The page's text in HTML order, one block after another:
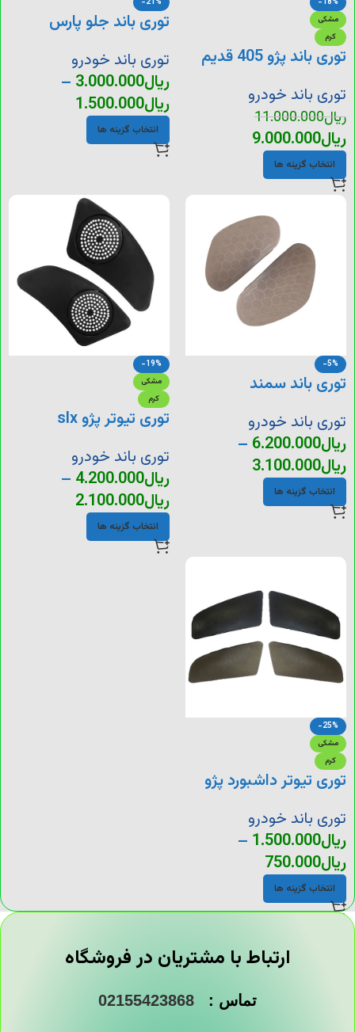
مشکی
کرم
توری باند پژو 405 قدیم
توری باند خودرو
ریال11.000.000
ریال9.000.000
انتخاب گزینه ها
توری باند جلو پارس
توری باند خودرو
ریال3.000.000
–
ریال1.500.000
انتخاب گزینه ها
-5%
توری باند سمند
توری باند خودرو
ریال6.200.000
–
ریال3.100.000
انتخاب گزینه ها
-19%
مشکی
کرم
توری تیوتر پژو slx
توری باند خودرو
ریال4.200.000
–
ریال2.100.000
انتخاب گزینه ها
-25%
مشکی
کرم
توری تیوتر داشبورد پژو
توری باند خودرو
ریال1.500.000
–
ریال750.000
انتخاب گزینه ها
ارتباط با مشتریان در فروشگاه
تماس : 02155423868